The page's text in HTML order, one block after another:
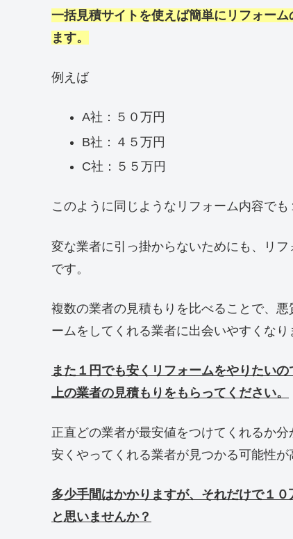
一括見積サイトを使えば簡単にリフォー
ます。
例えば
A社：５０万円
B社：４５万円
C社：５５万円
このように同じようなリフォーム内容で
変な業者に引っ掛からないためにも、リ
です。
複数の業者の見積もりを比べることで、
ームをしてくれる業者に出会いやすくなり
また１円でも安くリフォームをやりたい
上の業者の見積もりをもらってください。
正直どの業者が最安値をつけてくれるか
安くやってくれる業者が見つかる可能性が
多少手間はかかりますが、それだけで１
と思いませんか？